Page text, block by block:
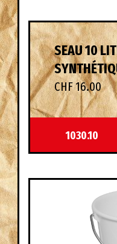
SEAU 10
CHF 16.00
1030.10